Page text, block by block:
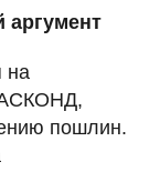
аргумент
на
АСКОНД,
пошлин.